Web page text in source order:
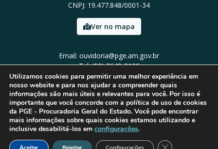
CNPJ: 19.477.848/0001-34
Ver no mapa
Email: ouvidoria@pge.am.gov.br
Tel: (92) 3649-3100
Utilizamos cookies para permitir uma melhor experiência em
nosso website e para nos ajudar a compreender quais
informações são mais úteis e relevantes para você. Por isso é
importante que você concorde com a política de uso de cookies
da PGE - Procuradoria Geral do Estado. Você pode encontrar
mais informações sobre quais cookies estamos utilizando e
inclusive desabilitá-los em configurações.
Close GDPR